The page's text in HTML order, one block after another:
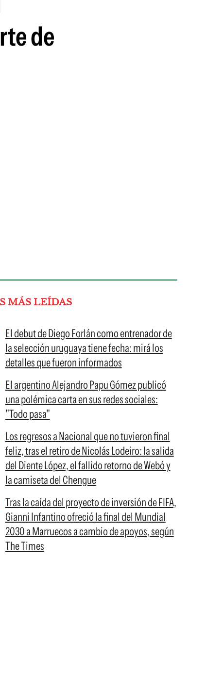
de
MÁS LEÍDAS
El debut de Diego Forlán como entrenador de
la selección uruguaya tiene fecha: mirá los
detalles que fueron informados
El argentino Alejandro Papu Gómez publicó
una polémica carta en sus redes sociales:
"Todo pasa"
Los regresos a Nacional que no tuvieron final
feliz, tras el retiro de Nicolás Lodeiro: la salida
del Diente López, el fallido retorno de Webó y
la camiseta del Chengue
Tras la caída del proyecto de inversión de FIFA,
Gianni Infantino ofreció la final del Mundial
2030 a Marruecos a cambio de apoyos, según
The Times